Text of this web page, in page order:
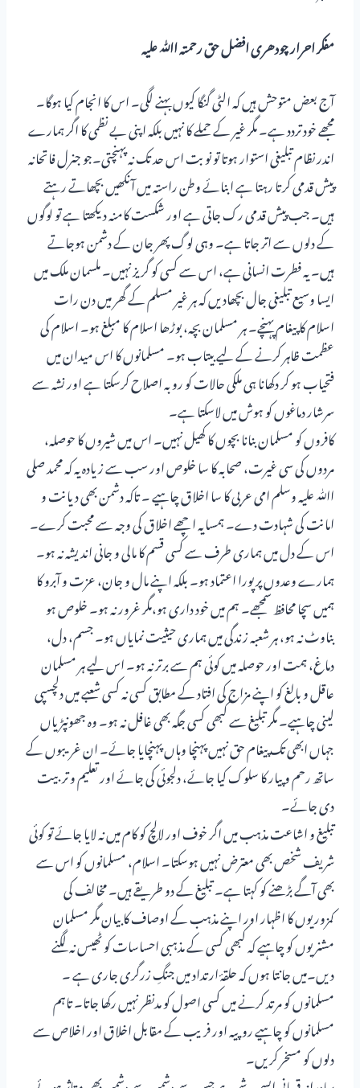
مفکر احرار چودھری افضل حق رحمتہ اﷲ علیہ
آج بعض متوحش ہیں کہ الٹی گنگا کیوں بہنے لگی۔ اس کا انجام کیا ہوگا۔
مجھے خود تردد ہے۔ مگر غیر کے حملے کا نہیں بلکہ اپنی بے نظمی کا اگر ہمارے
اندر نظام تبلیغی استوار ہوتا تو نوبت اس حد تک نہ پہنچتی۔جو جنرل فاتحانہ
پیش قدمی کرتا رہتا ہے ابنائے وطن راستہ میں آنکھیں بچھاتے رہتے
ہیں۔ جب پیش قدمی رک جاتی ہے اور شکست کامنہ دیکھتا ہے تو لوگوں
کے دلوں سے اتر جاتا ہے۔ وہی لوگ پھر جان کے دشمن ہوجاتے
ہیں۔ یہ فطرت انسانی ہے، اس سے کسی کو گریز نہیں۔ ملسمان ملک میں
ایسا وسیع تبلیغی جال بچھادیں کہ ہر غیر مسلم کے گھر میں دن رات
اسلام کا پیغام پہنچے۔ ہر مسلمان بچہ، بوڑھا اسلام کا مبلغ ہو۔ اسلام کی
عظمت ظاہر کرنے کے لیے بیتاب ہو۔ مسلمانوں کا اس میدان میں
فتحیاب ہو کر دکھانا ہی ملکی حالات کو روبہ اصلاح کرسکتا ہے اور نشہ سے
سرشار دماغوں کو ہوش میں لاسکتا ہے۔
کافروں کو مسلمان بنانا بچوں کا کھیل نہیں۔ اس میں شیروں کا حوصلہ،
مردوں کی سی غیرت، صحابہ کا سا خلوص اور سب سے زیادہ یہ کہ محمد صلی
اﷲ علیہ وسلم امی عربی کا سا اخلاق چاہیے ۔ تاکہ دشمن بھی دیانت و
امانت کی شہادت دے۔ ہمسایہ اچھے اخلاق کی وجہ سے محبت کرے۔
اس کے دل میں ہماری طرف سے کسی قسم کا مالی و جانی اندیشہ نہ ہو۔
ہمارے وعدوں پر پورا اعتماد ہو۔ بلکہ اپنے مال و جان، عزت و آبرو کا
ہمیں سچا محافظ سمجھے۔ ہم میں خود داری ہو،مگر غرور نہ ہو۔ خلوص ہو
بناوٹ نہ ہو، ہر شعبہ زندگی میں ہماری حیثیت نمایاں ہو۔ جسم، دل،
دماغ، ہمت اور حوصلہ میں کوئی ہم سے برتر نہ ہو۔ اس لیے ہر مسلمان
عاقل و بالغ کو اپنے مزاج کی افتاد کے مطابق کسی نہ کسی شعبے میں دلچسپی
لینی چاہیے۔ مگر تبلیغ سے کبھی کسی جگہ بھی غافل نہ ہو۔ وہ جھونپڑیاں
جہاں ابھی تک پیغام حق نہیں پہنچا وہاں پہنچایا جائے۔ ان غریبوں کے
ساتھ رحم و پیار کا سلوک کیا جائے، دلجوئی کی جائے اور تعلیم و تربیت
دی جائے۔
تبلیغ و اشاعت مذہب میں اگر خوف اور لالچ کو کام میں نہ لایا جائے تو کوئی
شریف شخص بھی معترض نہیں ہوسکتا۔ اسلام، مسلمانوں کو اس سے
بھی آگے بڑھنے کو کہتا ہے۔ تبلیغ کے دو طریقے ہیں۔ مخالف کی
کمزوریوں کا اظہار اور اپنے مذہب کے اوصاف کا بیان مگر مسلمان
مشنریوں کو چاہیے کہ کبھی کسی کے مذہبی احساسات کو ٹھیس نہ لگنے
دیں۔میں جانتا ہوں کہ حلقۂ ارتداد میں جنگِ زرگری جاری ہے ۔
مسلمانوں کو مرتد کرنے میں کسی اصول کو مدنظر نہیں رکھا جاتا۔ تاہم
مسلمانوں کو چاہیے روپیہ اور فریب کے مقابل اخلاق اور اخلاص سے
دلوں کو مسخر کریں۔